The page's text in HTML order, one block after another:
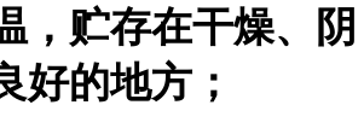
，贮存在干燥、阴
好的地方；